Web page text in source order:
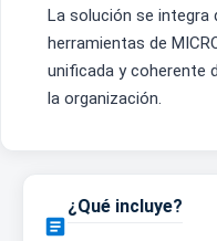
La solución se
herramientas de
unificada y coherente
la organización.

¿Qué incluye?